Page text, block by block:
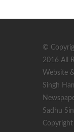
©
2016 All
Website
Singh
Sadhu